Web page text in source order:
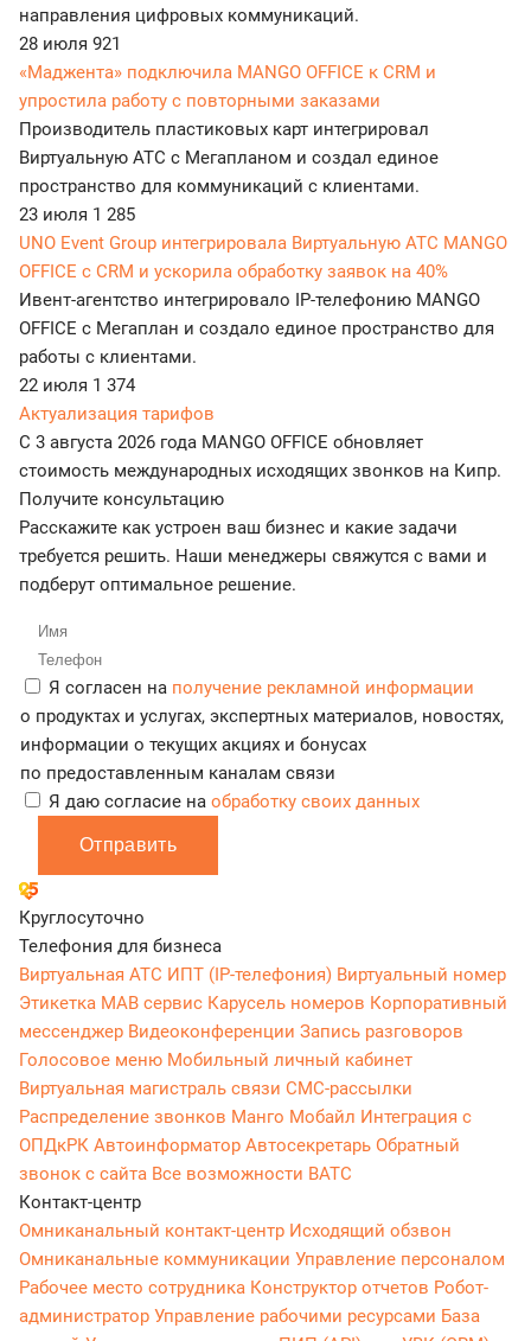
направления цифровых коммуникаций.
28 июля 921
«Маджента» подключила MANGO OFFICE к CRM и
упростила работу с повторными заказами
Производитель пластиковых карт интегрировал
Виртуальную АТС с Мегапланом и создал единое
пространство для коммуникаций с клиентами.
23 июля 1 285
UNO Event Group интегрировала Виртуальную АТС MANGO
OFFICE с CRM и ускорила обработку заявок на 40%
Ивент-агентство интегрировало IP-телефонию MANGO
OFFICE с Мегаплан и создало единое пространство для
работы с клиентами.
22 июля 1 374
Актуализация тарифов
С 3 августа 2026 года MANGO OFFICE обновляет
стоимость международных исходящих звонков на Кипр.
Получите консультацию
Расскажите как устроен ваш бизнес и какие задачи
требуется решить. Наши менеджеры свяжутся с вами и
подберут оптимальное решение.
Я согласен на получение рекламной информации
о продуктах и услугах, экспертных материалов, новостях,
информации о текущих акциях и бонусах
по предоставленным каналам связи
Я даю согласие на обработку своих данных
Отправить
Круглосуточно
Телефония для бизнеса
Виртуальная АТС ИПТ (IP-телефония) Виртуальный номер
Этикетка МАВ сервис Карусель номеров Корпоративный
мессенджер Видеоконференции Запись разговоров
Голосовое меню Мобильный личный кабинет
Виртуальная магистраль связи СМС-рассылки
Распределение звонков Манго Мобайл Интеграция с
ОПДкРК Автоинформатор Автосекретарь Обратный
звонок с сайта Все возможности ВАТС
Контакт-центр
Омниканальный контакт-центр Исходящий обзвон
Омниканальные коммуникации Управление персоналом
Рабочее место сотрудника Конструктор отчетов Робот-
администратор Управление рабочими ресурсами База